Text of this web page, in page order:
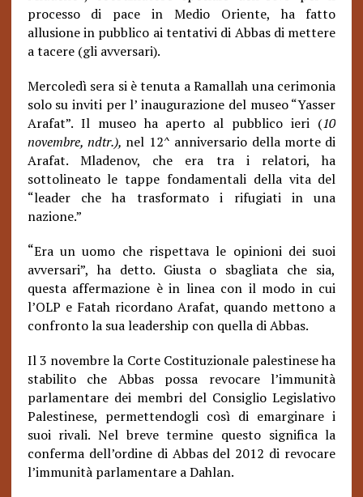
processo di pace in Medio Oriente, ha fatto
allusione in pubblico ai tentativi di Abbas di mettere
a tacere (gli avversari).
Mercoledì sera si è tenuta a Ramallah una cerimonia
solo su inviti per l’ inaugurazione del museo “Yasser
Arafat”. Il museo ha aperto al pubblico ieri (10
novembre, ndtr.), nel 12^ anniversario della morte di
Arafat. Mladenov, che era tra i relatori, ha
sottolineato le tappe fondamentali della vita del
“leader che ha trasformato i rifugiati in una
nazione.”
“Era un uomo che rispettava le opinioni dei suoi
avversari”, ha detto. Giusta o sbagliata che sia,
questa affermazione è in linea con il modo in cui
l’OLP e Fatah ricordano Arafat, quando mettono a
confronto la sua leadership con quella di Abbas.
Il 3 novembre la Corte Costituzionale palestinese ha
stabilito che Abbas possa revocare l’immunità
parlamentare dei membri del Consiglio Legislativo
Palestinese, permettendogli così di emarginare i
suoi rivali. Nel breve termine questo significa la
conferma dell’ordine di Abbas del 2012 di revocare
l’immunità parlamentare a Dahlan.